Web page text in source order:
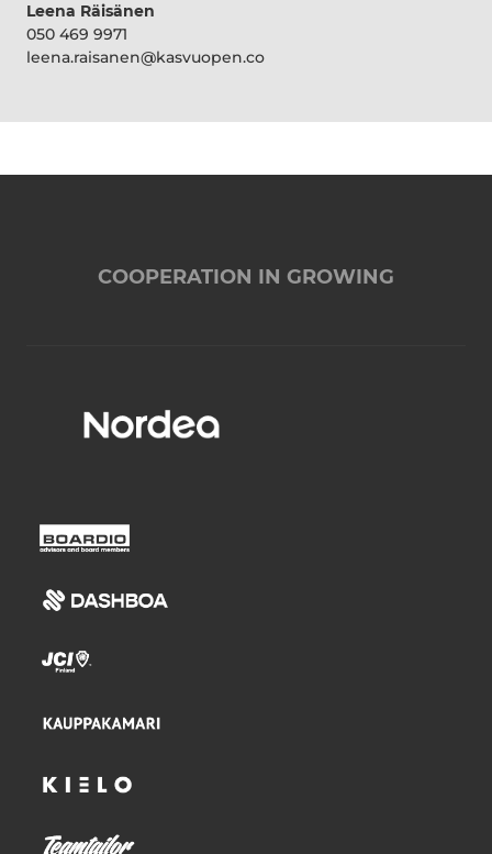
Leena Räisänen
050 469 9971
leena.raisanen@kasvuopen.co
COOPERATION IN GROWING